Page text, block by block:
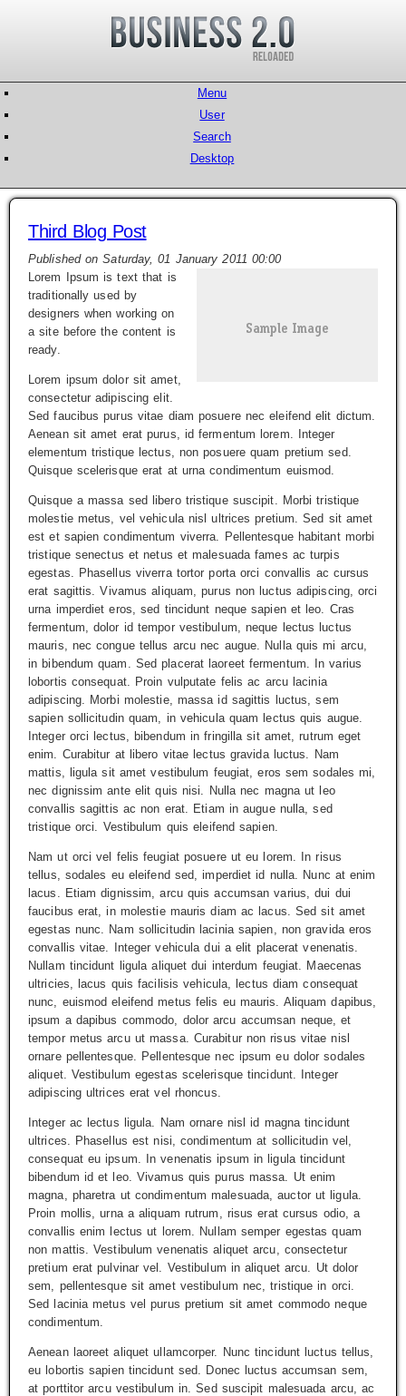
Menu
User
Search
Desktop
Third Blog Post
Published on Saturday, 01 January 2011 00:00
Lorem Ipsum is text that is
traditionally used by
designers when working on
a site before the content is
ready.
Lorem ipsum dolor sit amet,
consectetur adipiscing elit.
Sed faucibus purus vitae diam posuere nec eleifend elit dictum.
Aenean sit amet erat purus, id fermentum lorem. Integer
elementum tristique lectus, non posuere quam pretium sed.
Quisque scelerisque erat at urna condimentum euismod.
Quisque a massa sed libero tristique suscipit. Morbi tristique
molestie metus, vel vehicula nisl ultrices pretium. Sed sit amet
est et sapien condimentum viverra. Pellentesque habitant morbi
tristique senectus et netus et malesuada fames ac turpis
egestas. Phasellus viverra tortor porta orci convallis ac cursus
erat sagittis. Vivamus aliquam, purus non luctus adipiscing, orci
urna imperdiet eros, sed tincidunt neque sapien et leo. Cras
fermentum, dolor id tempor vestibulum, neque lectus luctus
mauris, nec congue tellus arcu nec augue. Nulla quis mi arcu,
in bibendum quam. Sed placerat laoreet fermentum. In varius
lobortis consequat. Proin vulputate felis ac arcu lacinia
adipiscing. Morbi molestie, massa id sagittis luctus, sem
sapien sollicitudin quam, in vehicula quam lectus quis augue.
Integer orci lectus, bibendum in fringilla sit amet, rutrum eget
enim. Curabitur at libero vitae lectus gravida luctus. Nam
mattis, ligula sit amet vestibulum feugiat, eros sem sodales mi,
nec dignissim ante elit quis nisi. Nulla nec magna ut leo
convallis sagittis ac non erat. Etiam in augue nulla, sed
tristique orci. Vestibulum quis eleifend sapien.
Nam ut orci vel felis feugiat posuere ut eu lorem. In risus
tellus, sodales eu eleifend sed, imperdiet id nulla. Nunc at enim
lacus. Etiam dignissim, arcu quis accumsan varius, dui dui
faucibus erat, in molestie mauris diam ac lacus. Sed sit amet
egestas nunc. Nam sollicitudin lacinia sapien, non gravida eros
convallis vitae. Integer vehicula dui a elit placerat venenatis.
Nullam tincidunt ligula aliquet dui interdum feugiat. Maecenas
ultricies, lacus quis facilisis vehicula, lectus diam consequat
nunc, euismod eleifend metus felis eu mauris. Aliquam dapibus,
ipsum a dapibus commodo, dolor arcu accumsan neque, et
tempor metus arcu ut massa. Curabitur non risus vitae nisl
ornare pellentesque. Pellentesque nec ipsum eu dolor sodales
aliquet. Vestibulum egestas scelerisque tincidunt. Integer
adipiscing ultrices erat vel rhoncus.
Integer ac lectus ligula. Nam ornare nisl id magna tincidunt
ultrices. Phasellus est nisi, condimentum at sollicitudin vel,
consequat eu ipsum. In venenatis ipsum in ligula tincidunt
bibendum id et leo. Vivamus quis purus massa. Ut enim
magna, pharetra ut condimentum malesuada, auctor ut ligula.
Proin mollis, urna a aliquam rutrum, risus erat cursus odio, a
convallis enim lectus ut lorem. Nullam semper egestas quam
non mattis. Vestibulum venenatis aliquet arcu, consectetur
pretium erat pulvinar vel. Vestibulum in aliquet arcu. Ut dolor
sem, pellentesque sit amet vestibulum nec, tristique in orci.
Sed lacinia metus vel purus pretium sit amet commodo neque
condimentum.
Aenean laoreet aliquet ullamcorper. Nunc tincidunt luctus tellus,
eu lobortis sapien tincidunt sed. Donec luctus accumsan sem,
at porttitor arcu vestibulum in. Sed suscipit malesuada arcu, ac